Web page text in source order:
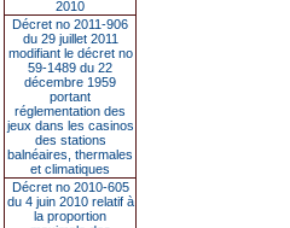
2010
Décret no 2011-906
du 29 juillet 2011
modifiant le décret no
59-1489 du 22
décembre 1959
portant
réglementation des
jeux dans les casinos
des stations
balnéaires, thermales
et climatiques
Décret no 2010-605
du 4 juin 2010 relatif à
la proportion